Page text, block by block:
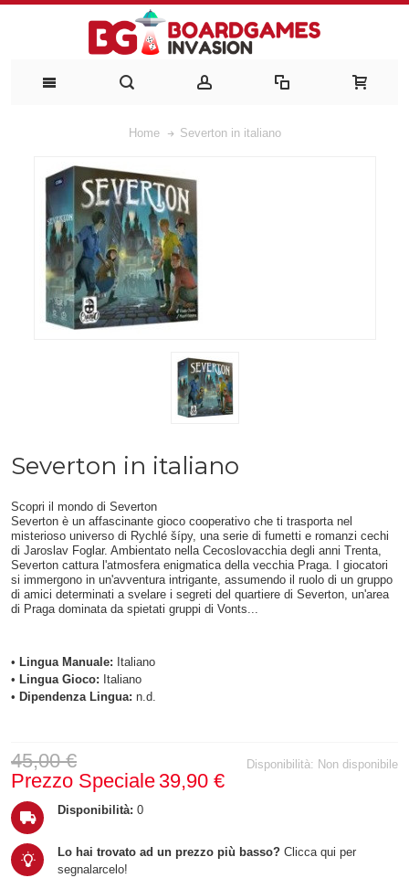
Home Severton in italiano
Severton in italiano
Scopri il mondo di Severton
Severton è un affascinante gioco cooperativo che ti trasporta nel
misterioso universo di Rychlé šípy, una serie di fumetti e romanzi cechi
di Jaroslav Foglar. Ambientato nella Cecoslovacchia degli anni Trenta,
Severton cattura l'atmosfera enigmatica della vecchia Praga. I giocatori
si immergono in un'avventura intrigante, assumendo il ruolo di un gruppo
di amici determinati a svelare i segreti del quartiere di Severton, un'area
di Praga dominata da spietati gruppi di Vonts...
• Lingua Manuale: Italiano
• Lingua Gioco: Italiano
• Dipendenza Lingua: n.d.
Disponibilità: Non disponibile
45,00 €
Prezzo Speciale 39,90 €
Disponibilità: 0
Lo hai trovato ad un prezzo più basso? Clicca qui per
segnalarcelo!